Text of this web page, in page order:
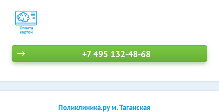
+7 495 132-48-68
Поликлиника.ру м. Таганская